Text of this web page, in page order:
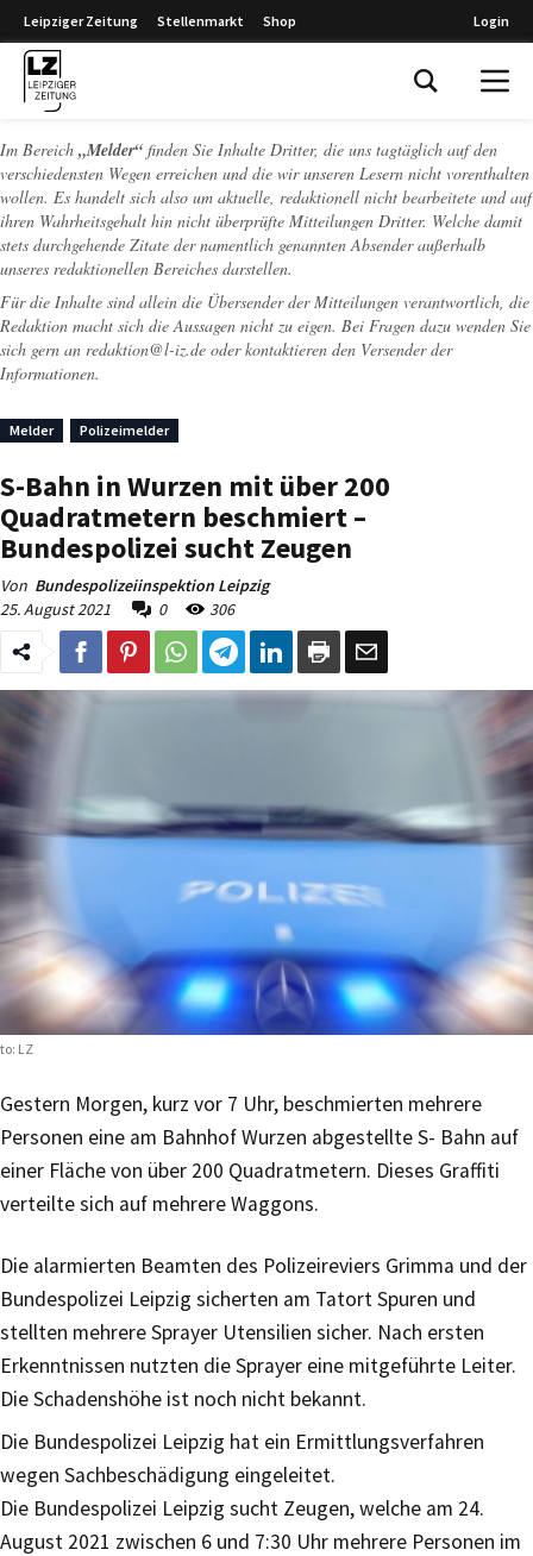
Leipziger Zeitung Stellenmarkt Shop Login
Im Bereich „Melder“ finden Sie Inhalte Dritter, die uns tagtäglich auf den
verschiedensten Wegen erreichen und die wir unseren Lesern nicht vorenthalten
wollen. Es handelt sich also um aktuelle, redaktionell nicht bearbeitete und auf
ihren Wahrheitsgehalt hin nicht überprüfte Mitteilungen Dritter. Welche damit
stets durchgehende Zitate der namentlich genannten Absender außerhalb
unseres redaktionellen Bereiches darstellen.
Für die Inhalte sind allein die Übersender der Mitteilungen verantwortlich, die
Redaktion macht sich die Aussagen nicht zu eigen. Bei Fragen dazu wenden Sie
sich gern an redaktion@l-iz.de oder kontaktieren den Versender der
Informationen.
Melder Polizeimelder
S-Bahn in Wurzen mit über 200
Quadratmetern beschmiert –
Bundespolizei sucht Zeugen
Von Bundespolizeiinspektion Leipzig
25. August 2021
0 306
LZ
Gestern Morgen, kurz vor 7 Uhr, beschmierten mehrere
Personen eine am Bahnhof Wurzen abgestellte S- Bahn auf
einer Fläche von über 200 Quadratmetern. Dieses Graffiti
verteilte sich auf mehrere Waggons.
Die alarmierten Beamten des Polizeireviers Grimma und der
Bundespolizei Leipzig sicherten am Tatort Spuren und
stellten mehrere Sprayer Utensilien sicher. Nach ersten
Erkenntnissen nutzten die Sprayer eine mitgeführte Leiter.
Die Schadenshöhe ist noch nicht bekannt.
Die Bundespolizei Leipzig hat ein Ermittlungsverfahren
wegen Sachbeschädigung eingeleitet.
Die Bundespolizei Leipzig sucht Zeugen, welche am 24.
August 2021 zwischen 6 und 7:30 Uhr mehrere Personen im